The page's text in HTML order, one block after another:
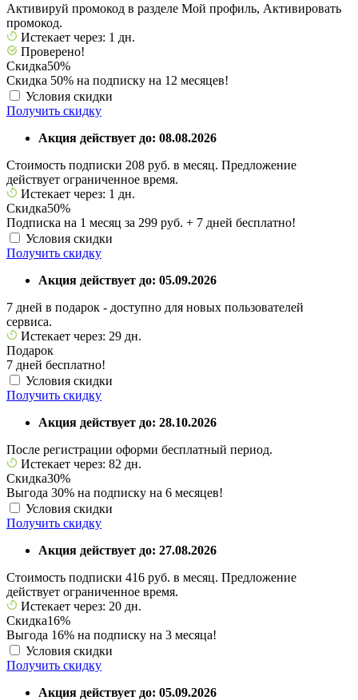
Активируй промокод в разделе Мой профиль, Активировать
промокод.
Истекает через: 1 дн.
Проверено!
Скидка50%
Скидка 50% на подписку на 12 месяцев!
Условия скидки
Получить скидку
Акция действует до: 08.08.2026
Стоимость подписки 208 руб. в месяц. Предложение
действует ограниченное время.
Истекает через: 1 дн.
Скидка50%
Подписка на 1 месяц за 299 руб. + 7 дней бесплатно!
Условия скидки
Получить скидку
Акция действует до: 05.09.2026
7 дней в подарок - доступно для новых пользователей
сервиса.
Истекает через: 29 дн.
Подарок
7 дней бесплатно!
Условия скидки
Получить скидку
Акция действует до: 28.10.2026
После регистрации оформи бесплатный период.
Истекает через: 82 дн.
Скидка30%
Выгода 30% на подписку на 6 месяцев!
Условия скидки
Получить скидку
Акция действует до: 27.08.2026
Стоимость подписки 416 руб. в месяц. Предложение
действует ограниченное время.
Истекает через: 20 дн.
Скидка16%
Выгода 16% на подписку на 3 месяца!
Условия скидки
Получить скидку
Акция действует до: 05.09.2026